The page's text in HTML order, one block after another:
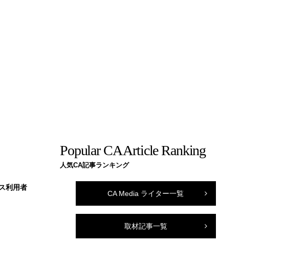
利用者
Popular CA Article Ranking
人気CA記事ランキング
CA Media ライター一覧
取材記事一覧